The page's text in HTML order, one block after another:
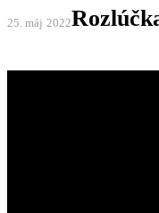
25. máj 2022